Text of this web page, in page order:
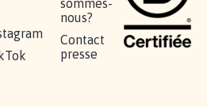
sommes-
nous?
Contact
presse